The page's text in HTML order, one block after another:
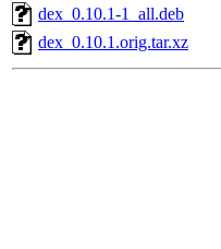
dex_0.10.1-1_all.deb
dex_0.10.1.orig.tar.xz